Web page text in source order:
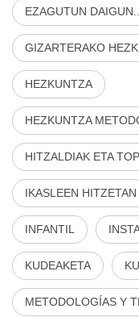
EZAGUTUN DAIGUN...
GIZARTERAKO
HEZKUNTZA
HEZKUNTZA
HITZALDIAK ETA
IKASLEEN HITZETAN
INFANTIL
KUDEAKETA
METODOLOGÍAS Y